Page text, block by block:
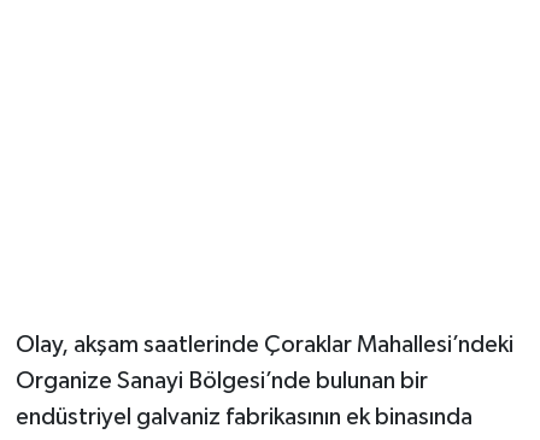
Olay, akşam saatlerinde Çoraklar Mahallesi’ndeki
Organize Sanayi Bölgesi’nde bulunan bir
endüstriyel galvaniz fabrikasının ek binasında